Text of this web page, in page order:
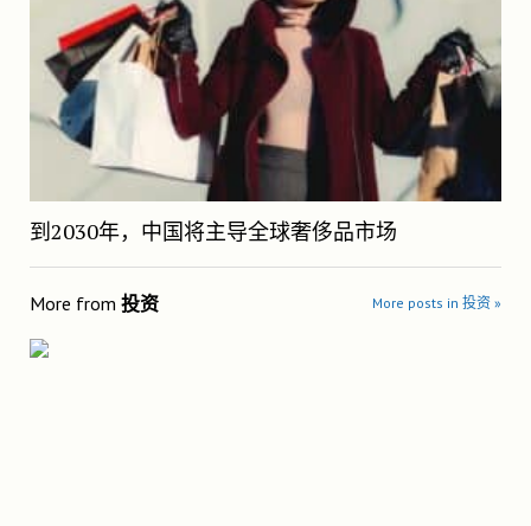
到2030年，中国将主导全球奢侈品市场
More from 投资 More posts in 投资 »